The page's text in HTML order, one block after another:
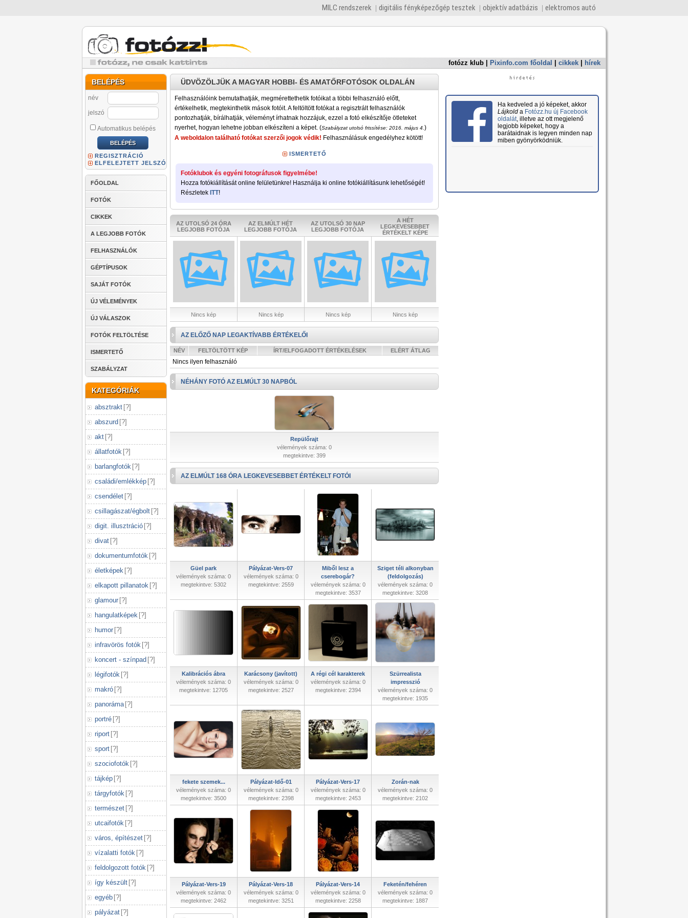
MILC rendszerek digitális fényképezőgép tesztek objektív adatbázis elektromos autó
fotózz klub Pixinfo.com főoldal cikkek hírek
BELÉPÉS
név
jelszó
Automatikus belépés
REGISZTRÁCIÓ
ELFELEJTETT JELSZÓ
FŐOLDAL
FOTÓK
CIKKEK
A LEGJOBB FOTÓK
FELHASZNÁLÓK
GÉPTÍPUSOK
SAJÁT FOTÓK
ÚJ VÉLEMÉNYEK
ÚJ VÁLASZOK
FOTÓK FELTÖLTÉSE
ISMERTETŐ
SZABÁLYZAT
KATEGÓRIÁK
absztrakt [?]
abszurd [?]
akt [?]
állatfotók [?]
barlangfotók [?]
családi/emlékkép [?]
csendélet [?]
csillagászat/égbolt [?]
digit. illusztráció [?]
divat [?]
dokumentumfotók [?]
életképek [?]
elkapott pillanatok [?]
glamour [?]
hangulatképek [?]
humor [?]
infravörös fotók [?]
koncert - színpad [?]
légifotók [?]
makró [?]
panoráma [?]
portré [?]
riport [?]
sport [?]
szociofotók [?]
tájkép [?]
tárgyfotók [?]
természet [?]
utcaifotók [?]
város, építészet [?]
vízalatti fotók [?]
feldolgozott fotók [?]
így készült [?]
egyéb [?]
pályázat [?]
ÜDVÖZÖLJÜK A MAGYAR HOBBI- ÉS AMATŐRFOTÓSOK OLDALÁN
Felhasználóink bemutathatják, megmérettethetik fotóikat a többi felhasználó előtt,
értékelhetik, megtekinthetik mások fotóit. A feltöltött fotókat a regisztrált felhasználók
pontozhatják, bírálhatják, véleményt írhatnak hozzájuk, ezzel a fotó elkészítője ötleteket
nyerhet, hogyan lehetne jobban elkészíteni a képet. (Szabályzat utolsó frissítése: 2016. május 4. )
A weboldalon található fotókat szerzői jogok védik! Felhasználásuk engedélyhez kötött!
ISMERTETŐ
Fotóklubok és egyéni fotográfusok figyelmébe!
Hozza fotókiállítását online felületünkre! Használja ki online fotókiállításunk lehetőségét!
Részletek ITT!
AZ UTOLSÓ 24 ÓRA
LEGJOBB FOTÓJA
AZ ELMÚLT HÉT
LEGJOBB FOTÓJA
AZ UTOLSÓ 30 NAP
LEGJOBB FOTÓJA
A HÉT
LEGKEVESEBBET
ÉRTÉKELT KÉPE
Nincs kép Nincs kép Nincs kép Nincs kép
AZ ELŐZŐ NAP LEGAKTÍVABB ÉRTÉKELŐI
NÉV FELTÖLTÖTT KÉP ÍRT/ELFOGADOTT ÉRTÉKELÉSEK ELÉRT ÁTLAG
Nincs ilyen felhasználó
NÉHÁNY FOTÓ AZ ELMÚLT 30 NAPBÓL
Repülőrajt
vélemények száma: 0
megtekintve: 399
AZ ELMÚLT 168 ÓRA LEGKEVESEBBET ÉRTÉKELT FOTÓI
Güel park
vélemények száma: 0
megtekintve: 5302
Pályázat-Vers-07
vélemények száma: 0
megtekintve: 2559
Miből lesz a
cserebogár?
vélemények száma: 0
megtekintve: 3537
Sziget téli alkonyban
(feldolgozás)
vélemények száma: 0
megtekintve: 3208
Kalibrációs ábra
vélemények száma: 0
megtekintve: 12705
Karácsony (javított)
vélemények száma: 0
megtekintve: 2527
A régi cél karakterek
vélemények száma: 0
megtekintve: 2394
Szürrealista
impresszió
vélemények száma: 0
megtekintve: 1935
fekete szemek...
vélemények száma: 0
megtekintve: 3500
Pályázat-Idő-01
vélemények száma: 0
megtekintve: 2398
Pályázat-Vers-17
vélemények száma: 0
megtekintve: 2453
Zorán-nak
vélemények száma: 0
megtekintve: 2102
Pályázat-Vers-19
vélemények száma: 0
megtekintve: 2462
Pályázat-Vers-18
vélemények száma: 0
megtekintve: 3251
Pályázat-Vers-14
vélemények száma: 0
megtekintve: 2258
Feketén/fehéren
vélemények száma: 0
megtekintve: 1887
Ha kedveled a jó képeket, akkor
Lájkolda Fotózz.hu új Facebook
oldalát, illetve az ott megjelenő
legjobb képeket, hogy a
barátaidnak is legyen minden nap
miben gyönyörködniük.